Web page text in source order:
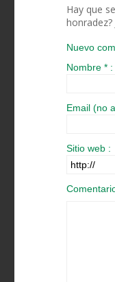
Hay que
honradez?
Nuevo
Nombre * :
Email (no
Sitio web :